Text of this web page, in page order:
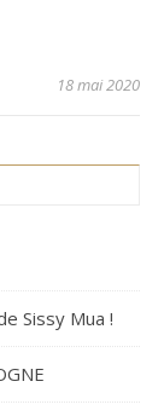
18 mai 2020
Sissy Mua !